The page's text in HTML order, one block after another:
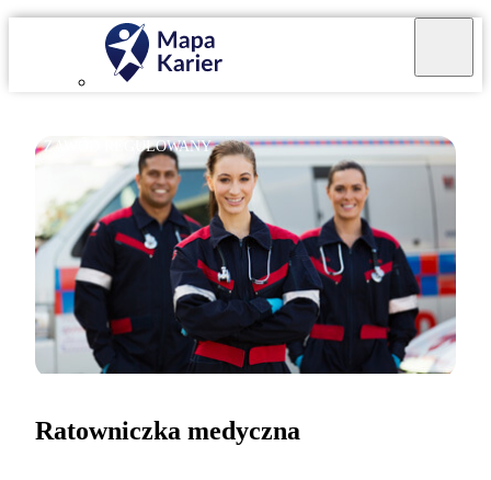
ZAWÓD REGULOWANY
Ratowniczka medyczna